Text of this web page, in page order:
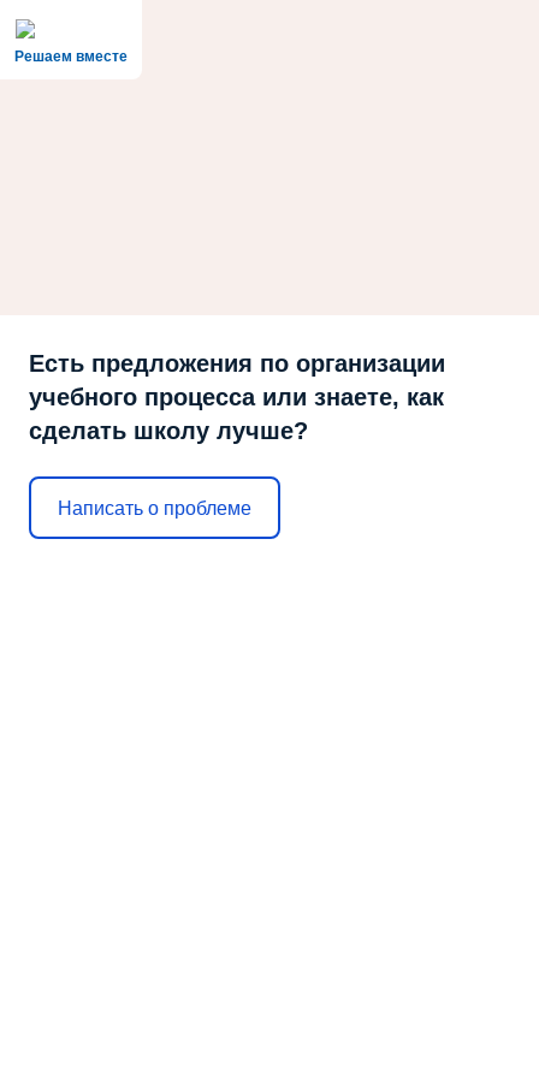
Решаем вместе
Есть предложения по организации
учебного процесса или знаете, как
сделать школу лучше?
Написать о проблеме